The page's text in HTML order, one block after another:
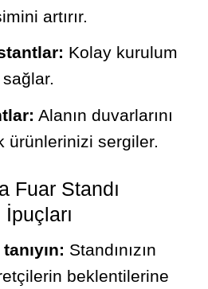
artırır.
Kolay kurulum
Alanın duvarlarını
ürünlerinizi sergiler.
Fuar Standı
Standınızın
beklentilerine